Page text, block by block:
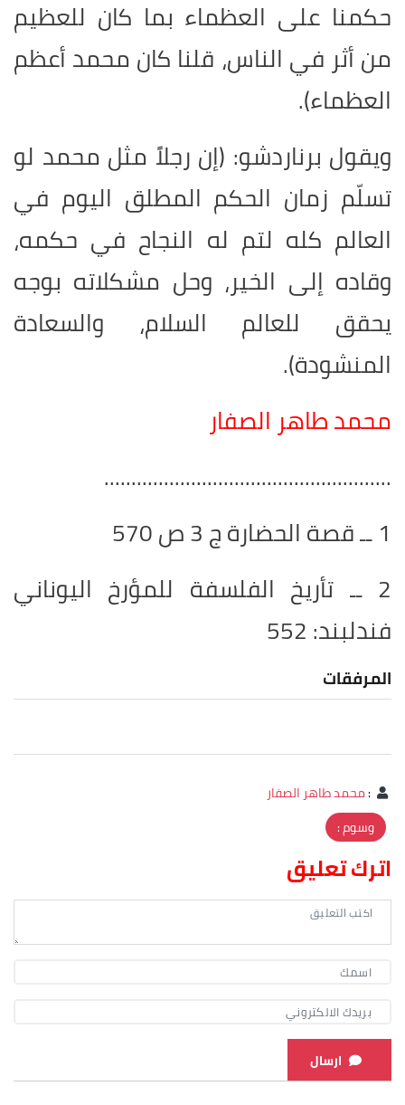
حكمنا على العظماء بما كان للعظيم
من أثر في الناس، قلنا كان محمد أعظم
العظماء).
ويقول برناردشو: (إن رجلاً مثل محمد لو
تسلّم زمان الحكم المطلق اليوم في
العالم كله لتم له النجاح في حكمه،
وقاده إلى الخير، وحل مشكلاته بوجه
يحقق للعالم السلام، والسعادة
المنشودة).
محمد طاهر الصفار
.....................................................
1 ــ قصة الحضارة ج 3 ص 570
2 ــ تأريخ الفلسفة للمؤرخ اليوناني
فندلبند: 552
المرفقات
:محمد طاهر الصفار
وسوم :
اترك تعليق
ارسال